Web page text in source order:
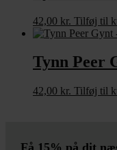
42,00 kr. Tilføj til
Tynn Peer
42,00 kr. Tilføj til